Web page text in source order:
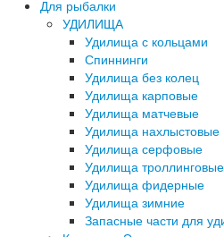
Для рыбалки
УДИЛИЩА
Удилища с кольцами
Спиннинги
Удилища без колец
Удилища карповые
Удилища матчевые
Удилища нахлыстовые
Удилища серфовые
Удилища троллинговые
Удилища фидерные
Удилища зимние
Запасные части для